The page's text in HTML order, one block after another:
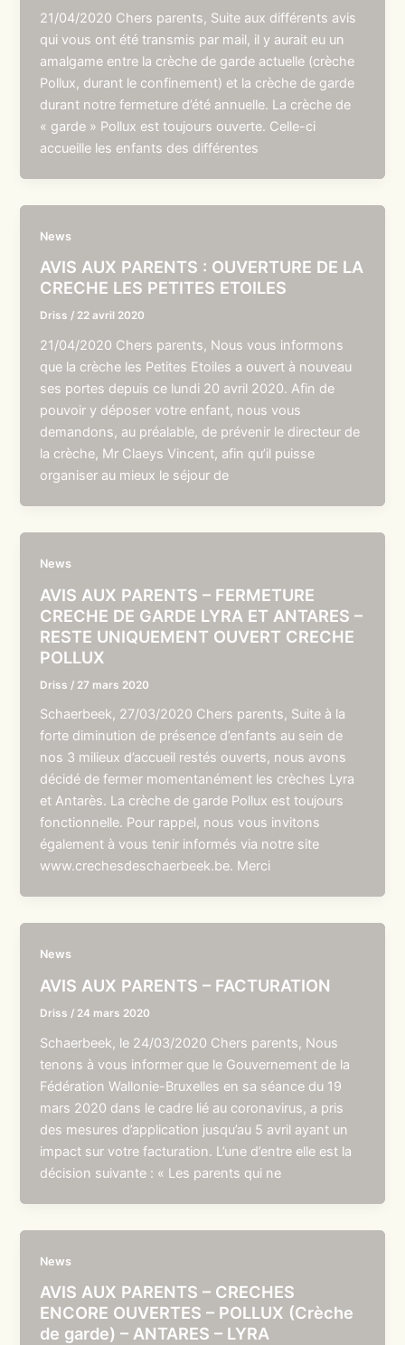
21/04/2020 Chers parents, Suite aux différents avis
qui vous ont été transmis par mail, il y aurait eu un
amalgame entre la crèche de garde actuelle (crèche
Pollux, durant le confinement) et la crèche de garde
durant notre fermeture d’été annuelle. La crèche de
« garde » Pollux est toujours ouverte. Celle-ci
accueille les enfants des différentes
News
AVIS AUX PARENTS : OUVERTURE DE LA
CRECHE LES PETITES ETOILES
Driss / 22 avril 2020
21/04/2020 Chers parents, Nous vous informons
que la crèche les Petites Etoiles a ouvert à nouveau
ses portes depuis ce lundi 20 avril 2020. Afin de
pouvoir y déposer votre enfant, nous vous
demandons, au préalable, de prévenir le directeur de
la crèche, Mr Claeys Vincent, afin qu’il puisse
organiser au mieux le séjour de
News
AVIS AUX PARENTS – FERMETURE
CRECHE DE GARDE LYRA ET ANTARES –
RESTE UNIQUEMENT OUVERT CRECHE
POLLUX
Driss / 27 mars 2020
Schaerbeek, 27/03/2020 Chers parents, Suite à la
forte diminution de présence d’enfants au sein de
nos 3 milieux d’accueil restés ouverts, nous avons
décidé de fermer momentanément les crèches Lyra
et Antarès. La crèche de garde Pollux est toujours
fonctionnelle. Pour rappel, nous vous invitons
également à vous tenir informés via notre site
www.crechesdeschaerbeek.be. Merci
News
AVIS AUX PARENTS – FACTURATION
Driss / 24 mars 2020
Schaerbeek, le 24/03/2020 Chers parents, Nous
tenons à vous informer que le Gouvernement de la
Fédération Wallonie-Bruxelles en sa séance du 19
mars 2020 dans le cadre lié au coronavirus, a pris
des mesures d’application jusqu’au 5 avril ayant un
impact sur votre facturation. L’une d’entre elle est la
décision suivante : « Les parents qui ne
News
AVIS AUX PARENTS – CRECHES
ENCORE OUVERTES – POLLUX (Crèche
de garde) – ANTARES – LYRA